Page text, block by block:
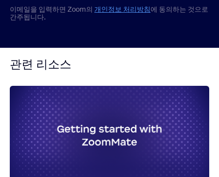
이메일을 입력하면 Zoom의 개인정보 처리방침에 동의하는 것으로
간주됩니다.
관련 리소스